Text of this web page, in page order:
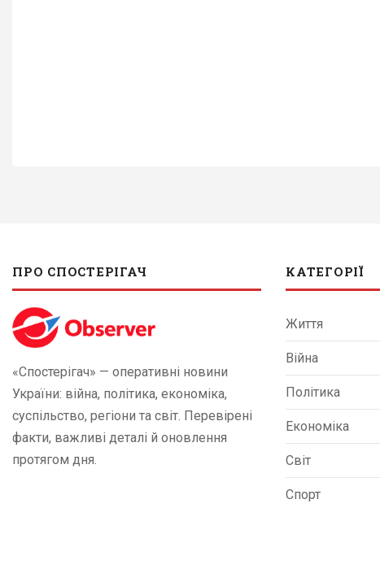
ПРО СПОСТЕРІГАЧ
«Спостерігач» — оперативні новини
України: війна, політика, економіка,
суспільство, регіони та світ. Перевірені
факти, важливі деталі й оновлення
протягом дня.
КАТЕГОРІЇ
Життя
Війна
Політика
Економіка
Світ
Спорт